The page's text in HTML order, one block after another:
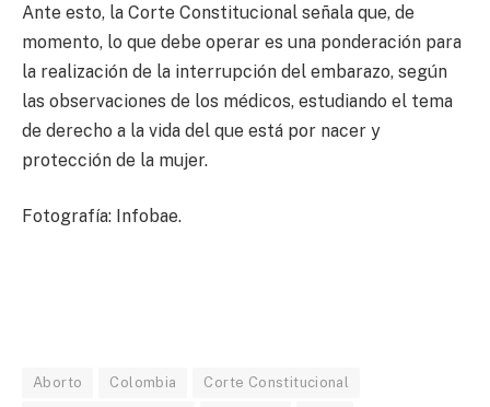
Ante esto, la Corte Constitucional señala que, de
momento, lo que debe operar es una ponderación para
la realización de la interrupción del embarazo, según
las observaciones de los médicos, estudiando el tema
de derecho a la vida del que está por nacer y
protección de la mujer.
Fotografía: Infobae.
Aborto Colombia Corte Constitucional